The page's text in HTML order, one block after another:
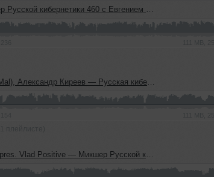
460 с Евгением Сваловым (4Mal) и Александром Киреевым (22.07.2026)
Киреев — Русская кибернетика 725 (22.07.2026)
кибернетики 459, Part 2, с Евгением Сваловым (4Mal) и Александром Киреевым (15.07.2026)